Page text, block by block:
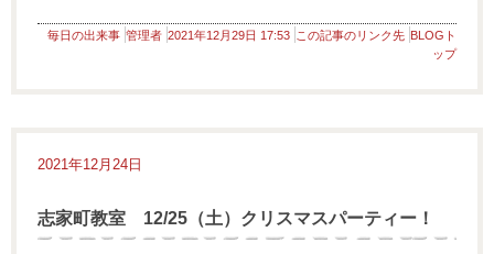
毎日の出来事 管理者 2021年12月29日 17:53 この記事のリンク先 BLOGト
ップ
2021年12月24日
志家町教室 12/25（土）クリスマスパーティー！